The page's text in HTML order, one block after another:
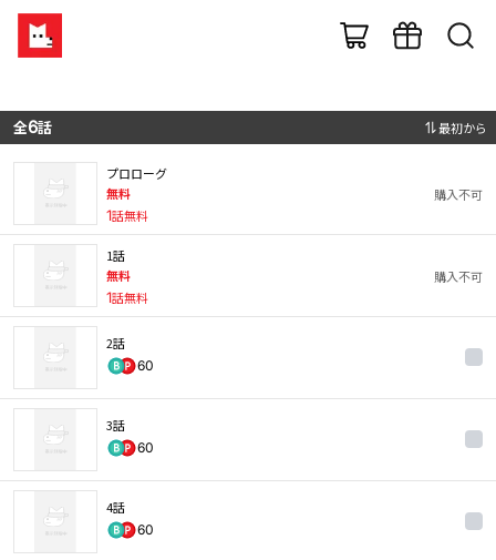
全6話 最初から
プロローグ
無料
1話無料
購入不可
1話
無料
1話無料
購入不可
2話
60
3話
60
4話
60